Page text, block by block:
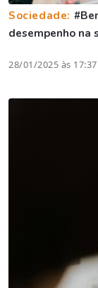
Sociedade:
desempenho na
28/01/2025 às 17:37